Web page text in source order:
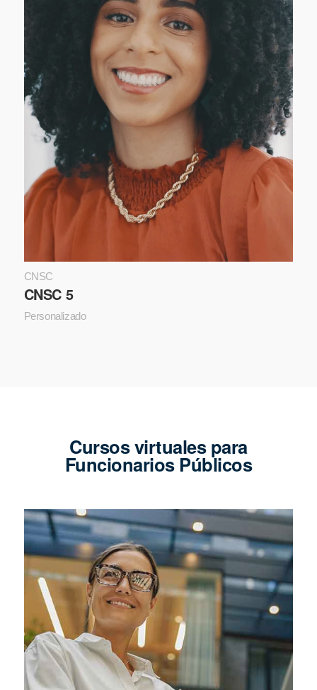
CNSC
CNSC 5
Personalizado
Cursos virtuales para
Funcionarios Públicos